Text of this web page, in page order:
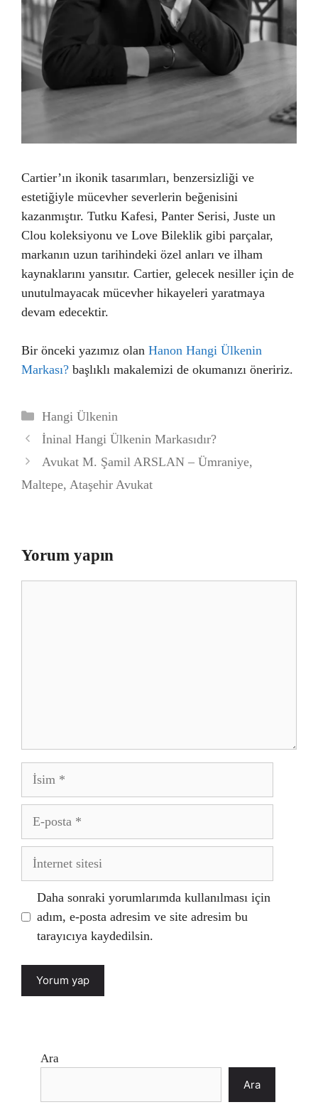
Cartier’ın ikonik tasarımları, benzersizliği ve
estetiğiyle mücevher severlerin beğenisini
kazanmıştır. Tutku Kafesi, Panter Serisi, Juste un
Clou koleksiyonu ve Love Bileklik gibi parçalar,
markanın uzun tarihindeki özel anları ve ilham
kaynaklarını yansıtır. Cartier, gelecek nesiller için de
unutulmayacak mücevher hikayeleri yaratmaya
devam edecektir.
Bir önceki yazımız olan Hanon Hangi Ülkenin
Markası? başlıklı makalemizi de okumanızı öneririz.
Kategoriler
Hangi Ülkenin
İninal Hangi Ülkenin Markasıdır?
Avukat M. Şamil ARSLAN – Ümraniye,
Maltepe, Ataşehir Avukat
Yorum yapın
İsim
posta
İnternet
Daha sonraki yorumlarımda kullanılması için
adım, e-posta adresim ve site adresim bu
tarayıcıya kaydedilsin.
Ara
Ara